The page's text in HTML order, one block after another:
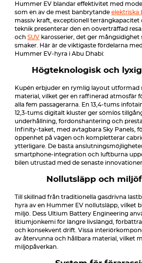
Hummer EV blandar effektivitet med
som en av de mest banbrytande elektriska
massiv kraft, exceptionell terrängkapacitet
teknik presenterar den en oöverträffad
och SUV karosserier, det ger mångsidighet
smaker. Här är de viktigaste fördelarna
Hummer EV-hyra i Abu Dhabi:
Högteknologisk och
Kupén erbjuder en rymlig layout utformad
material, vilket ger en raffinerad atmosfär
alla fem passagerarna. En 13,4-tums
12,3-tums digitalt kluster ger sömlös
underhållning, fordonshantering och
Infinity-taket, med avtagbara Sky Panels,
öppenhet på vägen och kompletterar
ytterligare. De bästa
smartphone-integration och luftburna
bilen utrustad med de senaste
Nollutsläpp och
Till skillnad från traditionella gasdrivna
hyra av en Hummer EV nollutsläpp, vilket
miljö. Dess Ultium Battery Engineering
litiumjonkemi för längre livslängd,
och konsekvent drift. Vissa
av återvunna och hållbara material, vilket
miljöpåverkan.